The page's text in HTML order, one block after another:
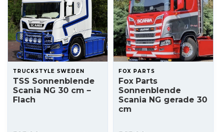
TRUCKSTYLE SWEDEN
TSS Sonnenblende
Scania NG 30 cm –
Flach
FOX PARTS
Fox Parts
Sonnenblende
Scania NG gerade 30
cm